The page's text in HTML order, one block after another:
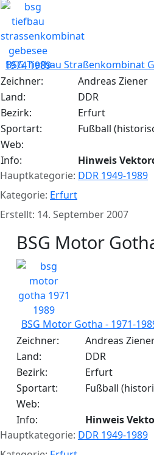
BSG Tiefbau Straßenkombinat
Zeichner:
Andreas Ziener
Land:
DDR
Bezirk:
Erfurt
Sportart:
Fußball
Web:
Info:
Hinweis
Hauptkategorie: DDR 1949-1989
Kategorie: Erfurt
Erstellt: 14. September 2007
BSG Motor
BSG Motor Gotha - 1971-
Zeichner:
Andreas
Land:
DDR
Bezirk:
Erfurt
Sportart:
Fußball
Web:
Info:
Hinweis
Hauptkategorie: DDR 1949-1989